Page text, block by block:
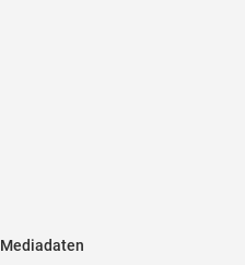
Mediadaten